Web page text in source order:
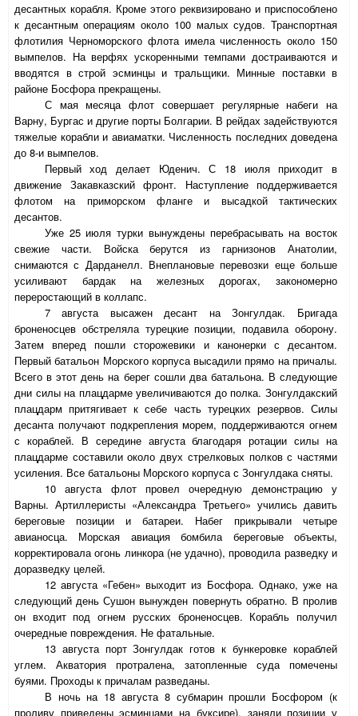
десантных корабля. Кроме этого реквизировано и приспособлено
к десантным операциям около 100 малых судов. Транспортная
флотилия Черноморского флота имела численность около 150
вымпелов. На верфях ускоренными темпами достраиваются и
вводятся в строй эсминцы и тральщики. Минные поставки в
районе Босфора прекращены.
С мая месяца флот совершает регулярные набеги на
Варну, Бургас и другие порты Болгарии. В рейдах задействуются
тяжелые корабли и авиаматки. Численность последних доведена
до 8-и вымпелов.
Первый ход делает Юденич. С 18 июля приходит в
движение Закавказский фронт. Наступление поддерживается
флотом на приморском фланге и высадкой тактических
десантов.
Уже 25 июля турки вынуждены перебрасывать на восток
свежие части. Войска берутся из гарнизонов Анатолии,
снимаются с Дарданелл. Внеплановые перевозки еще больше
усиливают бардак на железных дорогах, закономерно
переростающий в коллапс.
7 августа высажен десант на Зонгулдак. Бригада
броненосцев обстреляла турецкие позиции, подавила оборону.
Затем вперед пошли сторожевики и канонерки с десантом.
Первый батальон Морского корпуса высадили прямо на причалы.
Всего в этот день на берег сошли два батальона. В следующие
дни силы на плацдарме увеличиваются до полка. Зонгулдакский
плацдарм притягивает к себе часть турецких резервов. Силы
десанта получают подкрепления морем, поддерживаются огнем
с кораблей. В середине августа благодаря ротации силы на
плацдарме составили около двух стрелковых полков с частями
усиления. Все батальоны Морского корпуса с Зонгулдака сняты.
10 августа флот провел очередную демонстрацию у
Варны. Артиллеристы «Александра Третьего» учились давить
береговые позиции и батареи. Набег прикрывали четыре
авианосца. Морская авиация бомбила береговые объекты,
корректировала огонь линкора (не удачно), проводила разведку и
доразведку целей.
12 августа «Гебен» выходит из Босфора. Однако, уже на
следующий день Сушон вынужден повернуть обратно. В пролив
он входит под огнем русских броненосцев. Корабль получил
очередные повреждения. Не фатальные.
13 августа порт Зонгулдак готов к бункеровке кораблей
углем. Акватория протралена, затопленные суда помечены
буями. Проходы к причалам разведаны.
В ночь на 18 августа 8 субмарин прошли Босфором (к
проливу приведены эсминцами на буксире), заняли позиции у